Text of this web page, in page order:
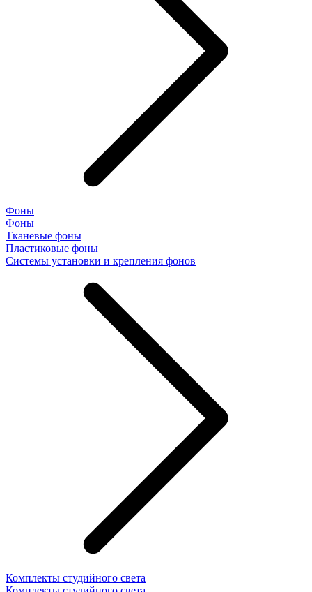
Фоны
Фоны
Тканевые фоны
Пластиковые фоны
Системы установки и крепления фонов
Комплекты студийного света